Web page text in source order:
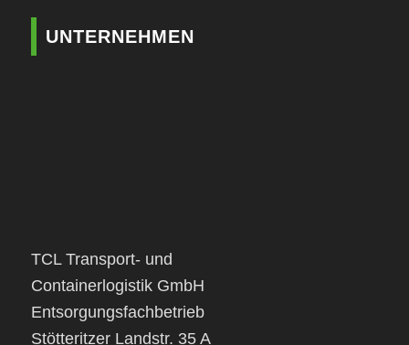
UNTERNEHMEN
TCL Transport- und
Containerlogistik GmbH
Entsorgungsfachbetrieb
Stötteritzer Landstr. 35 A